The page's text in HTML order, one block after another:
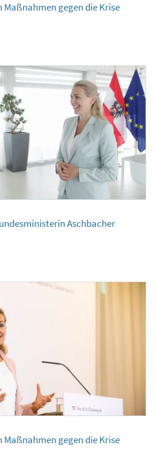
die Krise
Maßnahmen gegen die Krise
Aschbacher
die Krise
Maßnahmen gegen die Krise